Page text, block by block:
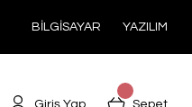
BİLGİSAYAR YAZILIM
Giriş Yap Sepet